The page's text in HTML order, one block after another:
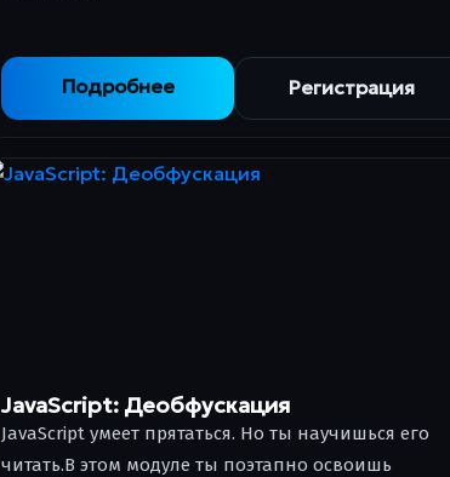
Подробнее Регистрация
JavaScript: Деобфускация
JavaScript умеет прятаться. Но ты научишься его
читать.В этом модуле ты поэтапно освоишь